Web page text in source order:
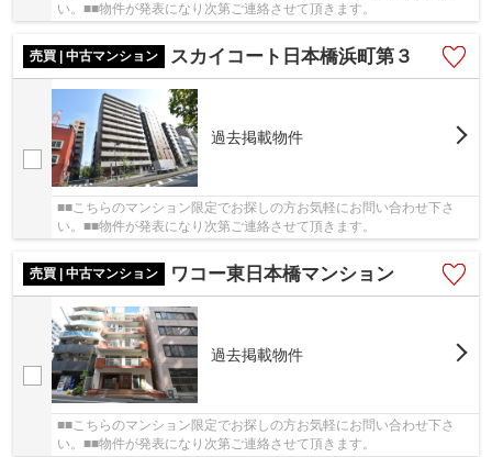
い。■■物件が発表になり次第ご連絡させて頂きます。
売買 | 中古マンション スカイコート日本橋浜町第３
過去掲載物件
■■こちらのマンション限定でお探しの方お気軽にお問い合わせ下さ
い。■■物件が発表になり次第ご連絡させて頂きます。
売買 | 中古マンション ワコー東日本橋マンション
過去掲載物件
■■こちらのマンション限定でお探しの方お気軽にお問い合わせ下さ
い。■■物件が発表になり次第ご連絡させて頂きます。